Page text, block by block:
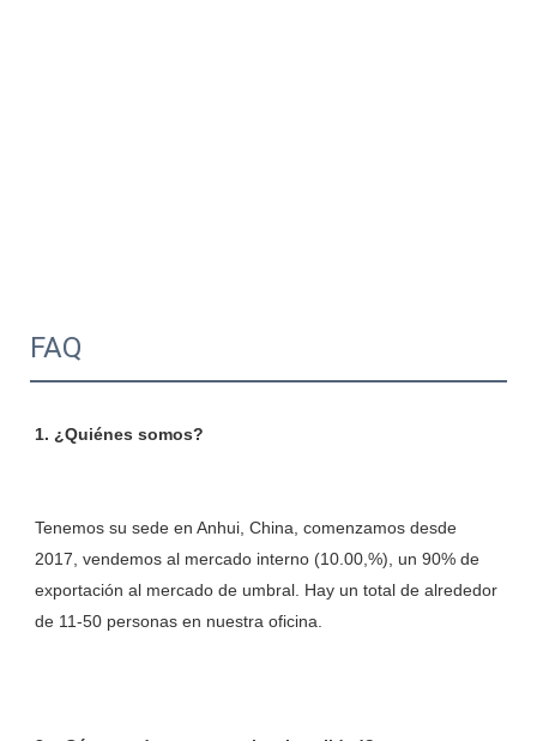
FAQ
Tenemos su sede en Anhui, China, comenzamos desde
2017, vendemos al mercado interno (10.00,%), un 90% de
exportación al mercado de umbral. Hay un total de alrededor